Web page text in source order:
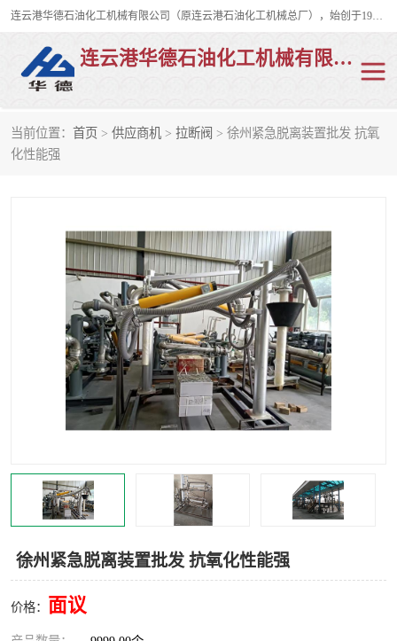
连云港华德石油化工机械有限公司（原连云港石油化工机械总厂），始创于1982年，是从事码头船用流体装卸臂、陆用流体装卸臂（鹤管）、活动梯、钢构平台、定量装车系统等全系列流体装卸设备的设计、制造、销售以及服务的专业供应商。
连云港华德石油化工机械有限公司
当前位置： 首页 > 供应商机 > 拉断阀 > 徐州紧急脱离装置批发 抗氧
化性能强
徐州紧急脱离装置批发 抗氧化性能强
价格： 面议
陆用流体装卸臂
LNG鹤管 活动梯
平台栈桥 卸车鹤管
装车鹤管 输油臂
紧急脱离干式接头 火车鹤管
汽车鹤管 顶部鹤管
浮动出油装置